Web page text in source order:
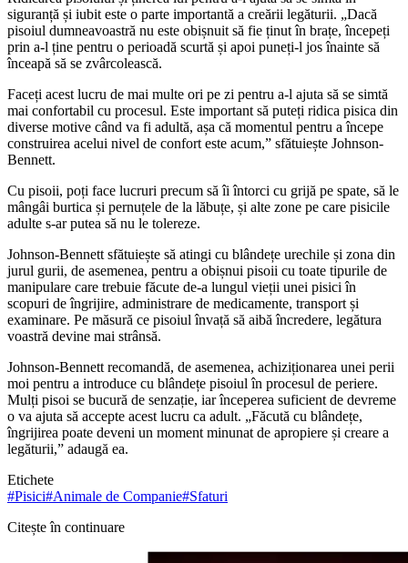
siguranță și iubit este o parte importantă a creării legăturii. „Dacă
pisoiul dumneavoastră nu este obișnuit să fie ținut în brațe, începeți
prin a-l ține pentru o perioadă scurtă și apoi puneți-l jos înainte să
înceapă să se zvârcolească.
Faceți acest lucru de mai multe ori pe zi pentru a-l ajuta să se simtă
mai confortabil cu procesul. Este important să puteți ridica pisica din
diverse motive când va fi adultă, așa că momentul pentru a începe
construirea acelui nivel de confort este acum,” sfătuiește Johnson-
Bennett.
Cu pisoii, poți face lucruri precum să îi întorci cu grijă pe spate, să le
mângâi burtica și pernuțele de la lăbuțe, și alte zone pe care pisicile
adulte s-ar putea să nu le tolereze.
Johnson-Bennett sfătuiește să atingi cu blândețe urechile și zona din
jurul gurii, de asemenea, pentru a obișnui pisoii cu toate tipurile de
manipulare care trebuie făcute de-a lungul vieții unei pisici în
scopuri de îngrijire, administrare de medicamente, transport și
examinare. Pe măsură ce pisoiul învață să aibă încredere, legătura
voastră devine mai strânsă.
Johnson-Bennett recomandă, de asemenea, achiziționarea unei perii
moi pentru a introduce cu blândețe pisoiul în procesul de periere.
Mulți pisoi se bucură de senzație, iar începerea suficient de devreme
o va ajuta să accepte acest lucru ca adult. „Făcută cu blândețe,
îngrijirea poate deveni un moment minunat de apropiere și creare a
legăturii,” adaugă ea.
Etichete
#Pisici#Animale de Companie#Sfaturi
Citește în continuare